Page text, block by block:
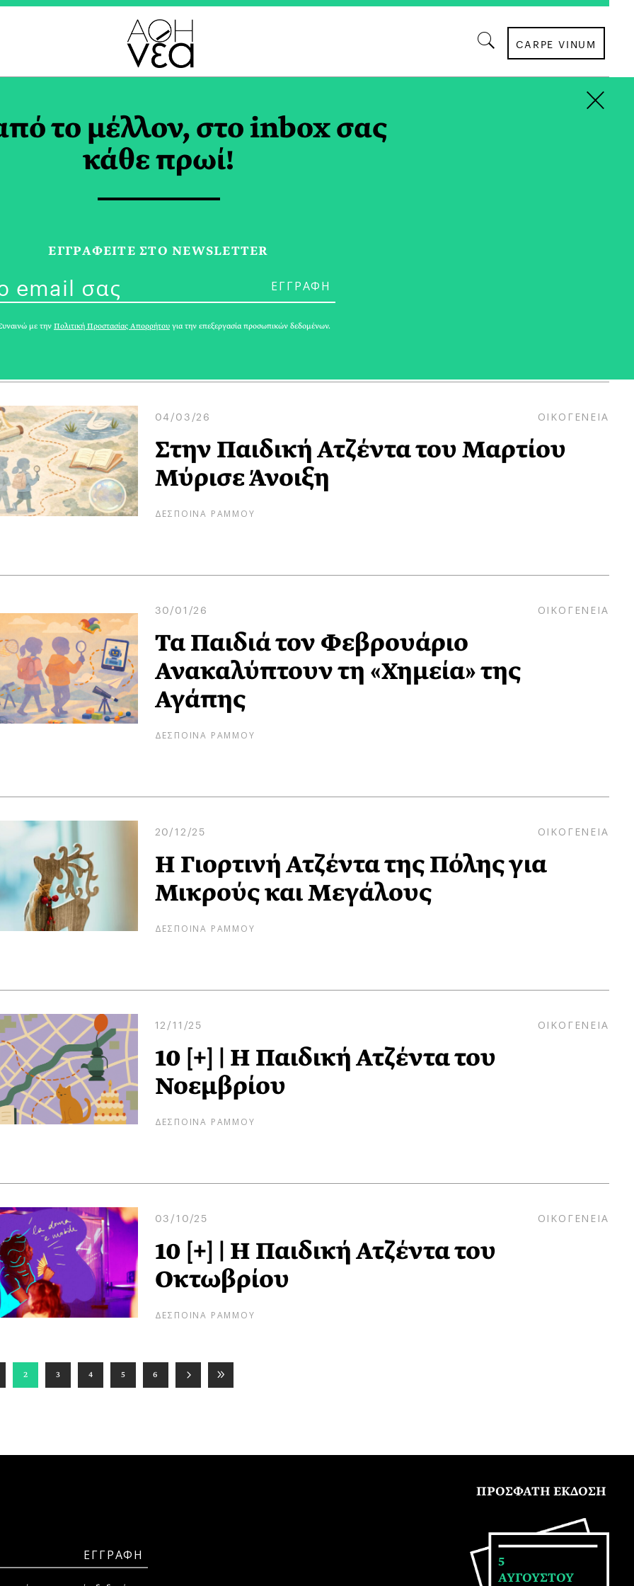
CARPE VINUM
TAG
Πάσχα στην Πόλη με Οδηγό την
Παιδική Ατζέντα της αθηΝΕΑς
ΔΕΣΠΟΙΝΑ ΡΑΜΜΟΥ
04/03/26 ΟΙΚΟΓΕΝΕΙΑ
Στην Παιδική Ατζέντα του Μαρτίου
Μύρισε Άνοιξη
ΔΕΣΠΟΙΝΑ ΡΑΜΜΟΥ
30/01/26 ΟΙΚΟΓΕΝΕΙΑ
Τα Παιδιά τον Φεβρουάριο
Ανακαλύπτουν τη «Χημεία» της
Αγάπης
ΔΕΣΠΟΙΝΑ ΡΑΜΜΟΥ
20/12/25 ΟΙΚΟΓΕΝΕΙΑ
Η Γιορτινή Ατζέντα της Πόλης για
Μικρούς και Μεγάλους
ΔΕΣΠΟΙΝΑ ΡΑΜΜΟΥ
12/11/25 ΟΙΚΟΓΕΝΕΙΑ
10 [+] | Η Παιδική Ατζέντα του
Νοεμβρίου
ΔΕΣΠΟΙΝΑ ΡΑΜΜΟΥ
03/10/25 ΟΙΚΟΓΕΝΕΙΑ
10 [+] | Η Παιδική Ατζέντα του
Οκτωβρίου
ΔΕΣΠΟΙΝΑ ΡΑΜΜΟΥ
2 3 4 5 6
ΠΡΟΣΦΑΤΗ ΕΚΔΟΣΗ
5
ΑΥΓΟΥΣΤΟΥ
το μέλλον, στο inbox σας
κάθε πρωί!
ΕΓΓPΑΦΕΙΤΕ ΣΤΟ NEWSLETTER
με την Πολιτική Προστασίας Απορρήτου για την επεξεργασία προσωπικών δεδομένων.
×